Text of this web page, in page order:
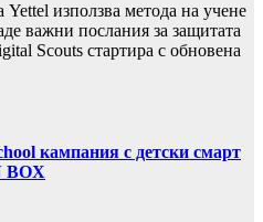
използва метода на учене
важни послания за защитата
Scouts стартира с обновена
кампания с детски смарт
BOX